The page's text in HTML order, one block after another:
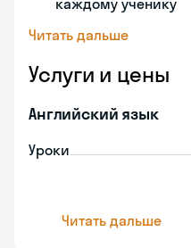
каждому ученику
Читать дальше
Услуги и цены
Английский язык
Уроки
Читать дальше